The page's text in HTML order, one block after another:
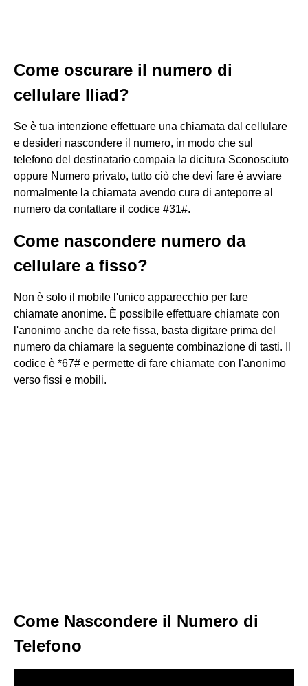
Come oscurare il numero di
cellulare Iliad?
Se è tua intenzione effettuare una chiamata dal cellulare
e desideri nascondere il numero, in modo che sul
telefono del destinatario compaia la dicitura Sconosciuto
oppure Numero privato, tutto ciò che devi fare è avviare
normalmente la chiamata avendo cura di anteporre al
numero da contattare il codice #31#.
Come nascondere numero da
cellulare a fisso?
Non è solo il mobile l'unico apparecchio per fare
chiamate anonime. È possibile effettuare chiamate con
l'anonimo anche da rete fissa, basta digitare prima del
numero da chiamare la seguente combinazione di tasti. Il
codice è *67# e permette di fare chiamate con l'anonimo
verso fissi e mobili.
Come Nascondere il Numero di
Telefono